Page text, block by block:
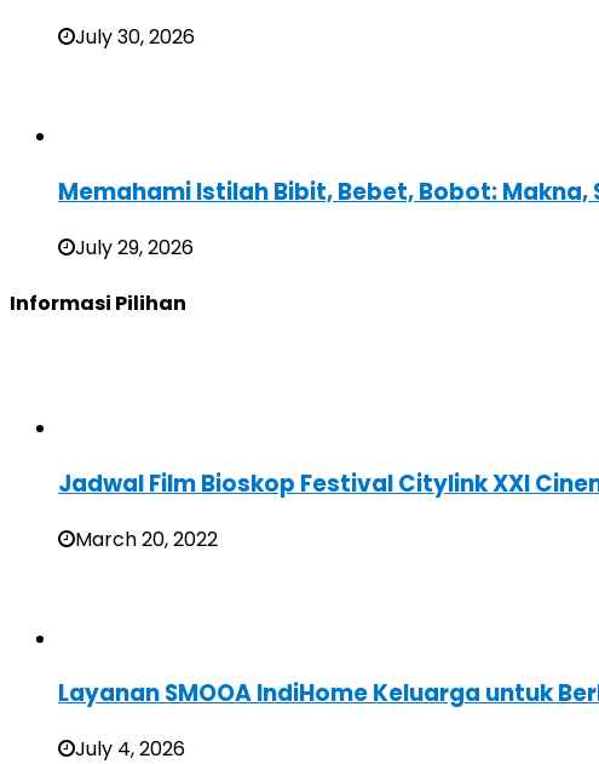
July 30, 2026
Memahami Istilah Bibit, Bebet, Bobot: Makna,
July 29, 2026
Informasi Pilihan
Jadwal Film Bioskop Festival Citylink XXI
March 20, 2022
Layanan SMOOA IndiHome Keluarga untuk
July 4, 2026